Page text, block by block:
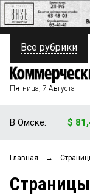
ПОЛИТИКА
ФИНАНСЫ
ОБЩЕСТВО
ЗАКОН
Все рубрики
Пятница, 7 Августа
В Омске: $
Главная →